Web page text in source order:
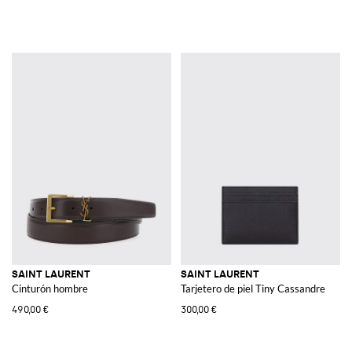
SAINT LAURENT
Cinturón hombre
490,00 €
SAINT LAURENT
Tarjetero de piel Tiny Cassandre
300,00 €